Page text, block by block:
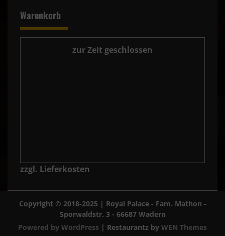
Warenkorb
zur Zeit geschlossen
zzgl. Lieferkosten
Copyright © 2018-2025 | Royal Palace - Fam. Mathon -
Sporwaldstr. 3 - 66687 Wadern
Powered by WordPress | Restaurantz by WEN Themes